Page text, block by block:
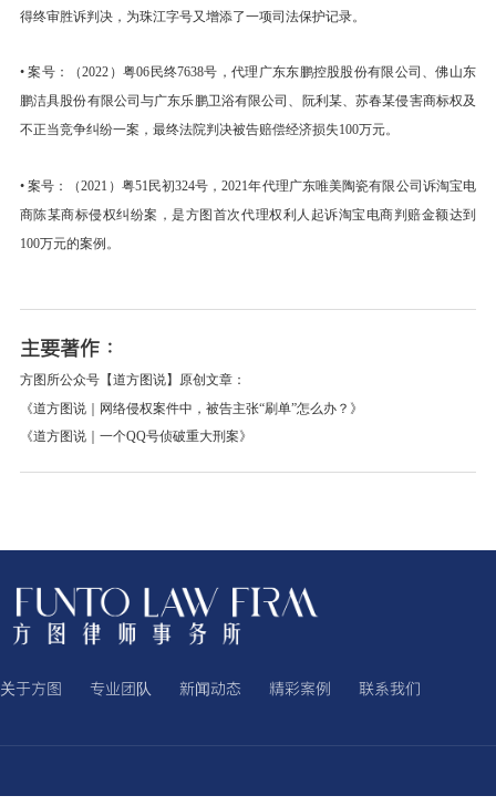
得终审胜诉判决，为珠江字号又增添了一项司法保护记录。
• 案号：（2022）粤06民终7638号，代理广东东鹏控股股份有限公司、佛山东
鹏洁具股份有限公司与广东乐鹏卫浴有限公司、阮利某、苏春某侵害商标权及
不正当竞争纠纷一案，最终法院判决被告赔偿经济损失100万元。
• 案号：（2021）粤51民初324号，2021年代理广东唯美陶瓷有限公司诉淘宝电
商陈某商标侵权纠纷案，是方图首次代理权利人起诉淘宝电商判赔金额达到
100万元的案例。
主要著作：
方图所公众号【道方图说】原创文章：
《道方图说｜网络侵权案件中，被告主张“刷单”怎么办？》
《道方图说｜一个QQ号侦破重大刑案》
关于方图 专业团队 新闻动态 精彩案例 联系我们